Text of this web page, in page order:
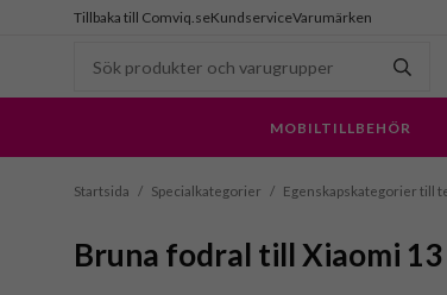
Tillbaka till Comviq.seKundserviceVarumärken
MOBILTILLBEHÖR
Startsida / Specialkategorier / Egenskapskategorier till
Bruna fodral till Xiaomi 13